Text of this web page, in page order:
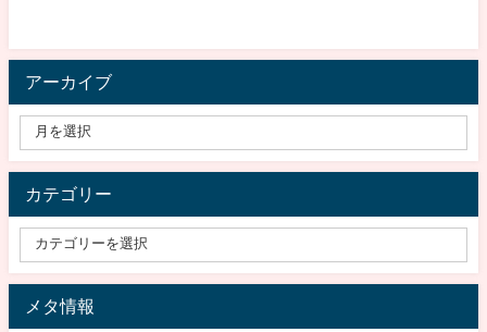
アーカイブ
カテゴリー
メタ情報